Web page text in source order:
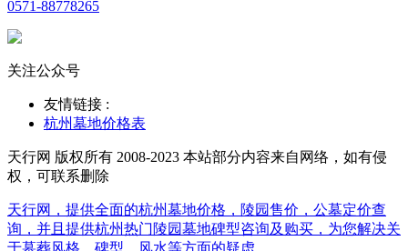
0571-88778265
关注公众号
友情链接 :
杭州墓地价格表
天行网 版权所有 2008-2023 本站部分内容来自网络，如有侵
权，可联系删除
天行网，提供全面的杭州墓地价格，陵园售价，公墓定价查
询，并且提供杭州热门陵园墓地碑型咨询及购买，为您解决关
于墓葬风格，碑型，风水等方面的疑虑。